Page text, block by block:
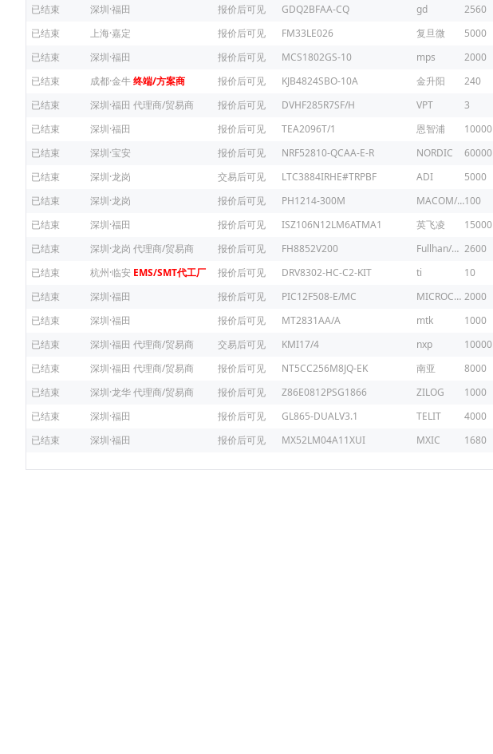
已结束
深圳·福田 报价后可见 GDQ2BFAA-CQ gd 2560
已结束
上海·嘉定 报价后可见 FM33LE026 复旦微 5000
已结束
深圳·福田 报价后可见 MCS1802GS-10 mps 2000
已结束
成都·金牛终端/方案商 报价后可见 KJB4824SBO-10A 金升阳 240
已结束
深圳·福田 代理商/贸易商 报价后可见 DVHF285R7SF/H VPT 3
已结束
深圳·福田 报价后可见 TEA2096T/1 恩智浦 10000
已结束
深圳·宝安 报价后可见 NRF52810-QCAA-E-R NORDIC 60000
已结束
深圳·龙岗 交易后可见 LTC3884IRHE#TRPBF ADI 5000
已结束
深圳·龙岗 报价后可见 PH1214-300M MACOM/镁可100
已结束
深圳·福田 报价后可见 ISZ106N12LM6ATMA1 英飞凌 15000
已结束
深圳·龙岗 代理商/贸易商 报价后可见 FH8852V200 Fullhan/富瀚微 2600
已结束
杭州·临安 EMS/SMT代工厂 报价后可见 DRV8302-HC-C2-KIT ti 10
已结束
深圳·福田 报价后可见 PIC12F508-E/MC MICROCHIP 2000
已结束
深圳·福田 报价后可见 MT2831AA/A mtk 1000
已结束
深圳·福田 代理商/贸易商 交易后可见 KMI17/4 nxp 10000
已结束
深圳·福田 代理商/贸易商 报价后可见 NT5CC256M8JQ-EK 南亚 8000
已结束
深圳·龙华代理商/贸易商 报价后可见 Z86E0812PSG1866 ZILOG 1000
已结束
深圳·福田 报价后可见 GL865-DUALV3.1 TELIT 4000
已结束
深圳·福田 报价后可见 MX52LM04A11XUI MXIC 1680